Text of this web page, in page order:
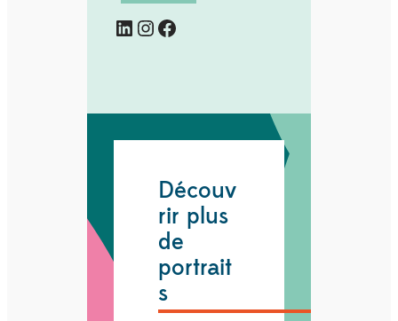
LinkedIn Instagram Facebook
Découv
rir plus
de
portrait
s